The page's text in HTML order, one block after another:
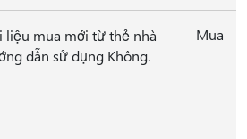
liệu mua mới từ thẻ nhà
dẫn sử dụng Không.
Mua